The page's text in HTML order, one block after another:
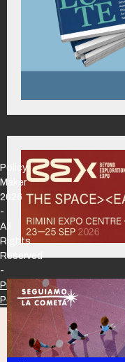
Policy
Maker
2026
-
All
Rights
Reserved
-
Privacy
Policy